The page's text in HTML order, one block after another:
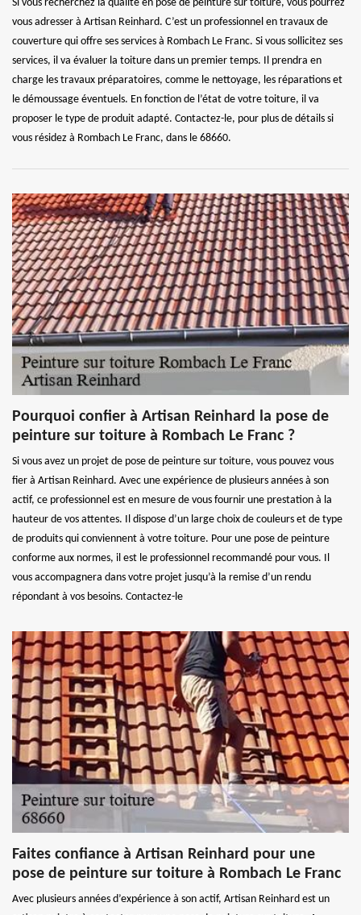
Si vous recherchez la qualité en pose de peinture sur toiture, vous pourrez
vous adresser à Artisan Reinhard. C’est un professionnel en travaux de
couverture qui offre ses services à Rombach Le Franc. Si vous sollicitez ses
services, il va évaluer la toiture dans un premier temps. Il prendra en
charge les travaux préparatoires, comme le nettoyage, les réparations et
le démoussage éventuels. En fonction de l’état de votre toiture, il va
proposer le type de produit adapté. Contactez-le, pour plus de détails si
vous résidez à Rombach Le Franc, dans le 68660.
Pourquoi confier à Artisan Reinhard la pose de
peinture sur toiture à Rombach Le Franc ?
Si vous avez un projet de pose de peinture sur toiture, vous pouvez vous
fier à Artisan Reinhard. Avec une expérience de plusieurs années à son
actif, ce professionnel est en mesure de vous fournir une prestation à la
hauteur de vos attentes. Il dispose d’un large choix de couleurs et de type
de produits qui conviennent à votre toiture. Pour une pose de peinture
conforme aux normes, il est le professionnel recommandé pour vous. Il
vous accompagnera dans votre projet jusqu’à la remise d’un rendu
répondant à vos besoins. Contactez-le
Faites confiance à Artisan Reinhard pour une
pose de peinture sur toiture à Rombach Le Franc
Avec plusieurs années d’expérience à son actif, Artisan Reinhard est un